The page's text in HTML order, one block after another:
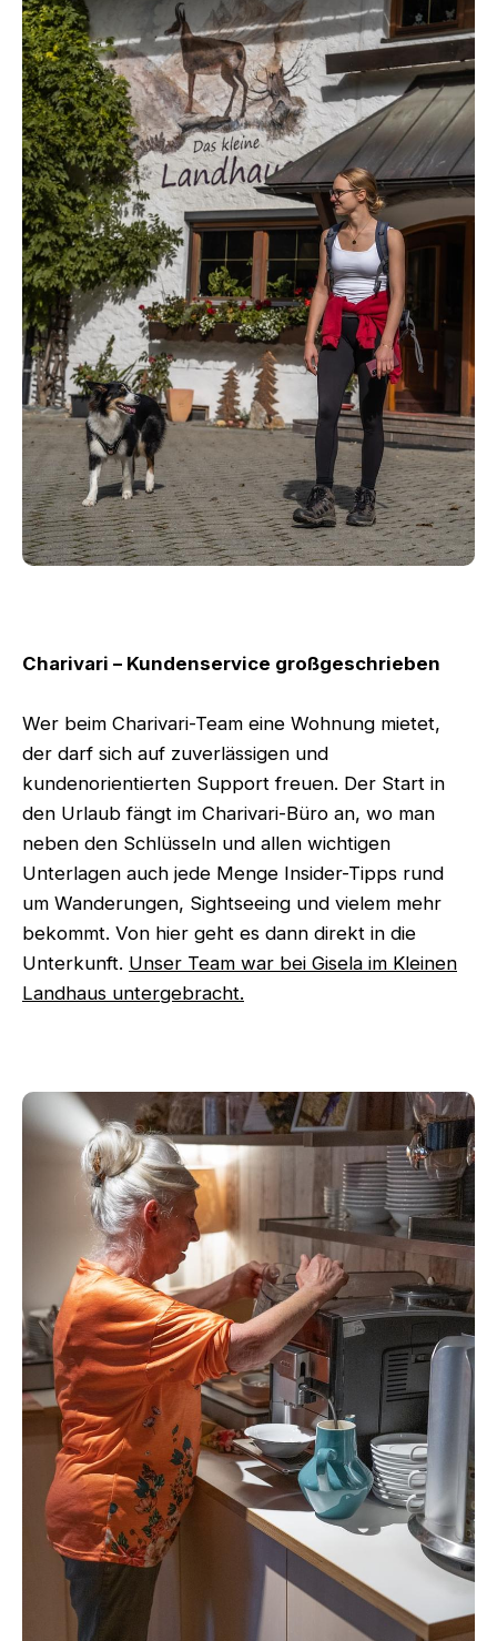
Charivari – Kundenservice großgeschrieben
Wer beim Charivari-Team eine Wohnung mietet,
der darf sich auf zuverlässigen und
kundenorientierten Support freuen. Der Start in
den Urlaub fängt im Charivari-Büro an, wo man
neben den Schlüsseln und allen wichtigen
Unterlagen auch jede Menge Insider-Tipps rund
um Wanderungen, Sightseeing und vielem mehr
bekommt. Von hier geht es dann direkt in die
Unterkunft. Unser Team war bei Gisela im Kleinen
Landhaus untergebracht.